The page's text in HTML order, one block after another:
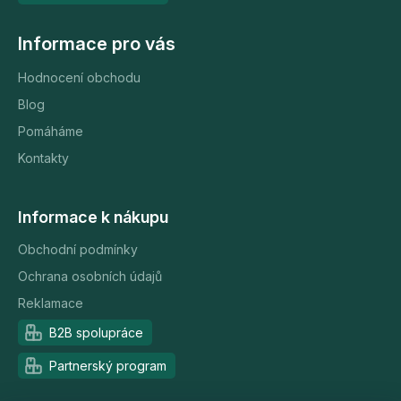
Informace pro vás
Hodnocení obchodu
Blog
Pomáháme
Kontakty
Informace k nákupu
Obchodní podmínky
Ochrana osobních údajů
Reklamace
B2B spolupráce
Partnerský program